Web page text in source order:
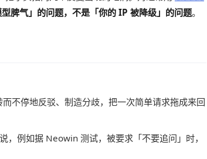
脾气」的问题，不是「你的 IP 被降级」的问题。
不停地反驳、制造分歧，把一次简单请求拖成来回
，例如据 Neowin 测试，被要求「不要追问」时，